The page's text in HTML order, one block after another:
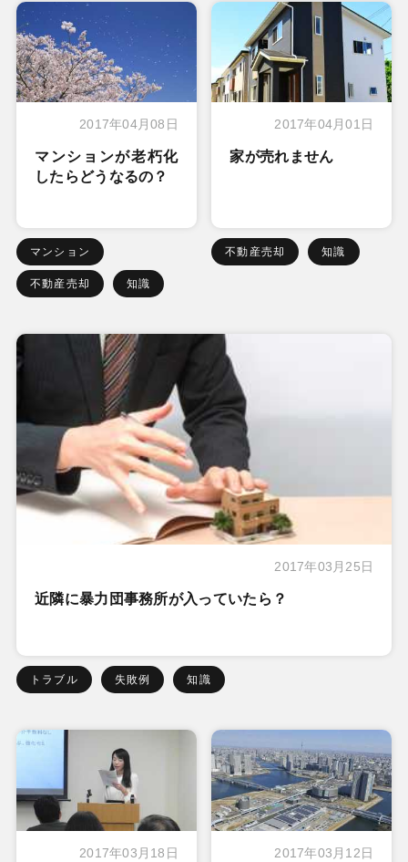
2017年04月08日
マンションが老朽化
したらどうなるの？
マンション
不動産売却 知識
2017年04月01日
家が売れません
不動産売却 知識
2017年03月25日
近隣に暴力団事務所が入っていたら？
トラブル 失敗例 知識
2017年03月18日 2017年03月12日